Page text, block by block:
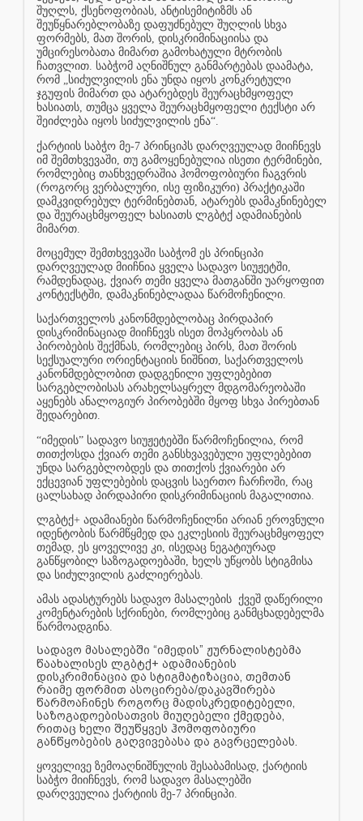
შუღლს, ქსენოფობიას, ანტისემიტიზმს ან
შეუწყნარებლობაზე დაფუძნებულ შუღლის სხვა
ფორმებს, მათ შორის, დისკრიმინაციისა და
უმცირესობათა მიმართ გამოხატული მტრობის
ჩათვლით. საბჭომ აღნიშნულ განმარტებას დაამატა,
რომ „სიძულვილის ენა უნდა იყოს კონკრეტული
ჯგუფის მიმართ და ატარებდეს შეურაცხმყოფელ
ხასიათს, თუმცა ყველა შეურაცხმყოფელი ტექსტი არ
შეიძლება იყოს სიძულვილის ენა“.
ქარტიის საბჭო მე-7 პრინციპს დარღვეულად მიიჩნევს
იმ შემთხვევაში, თუ გამოყენებულია ისეთი ტერმინები,
რომლებიც თანხვედრაშია ჰომოფობიური ჩაგვრის
(როგორც ვერბალური, ისე ფიზიკური) პრაქტიკაში
დამკვიდრებულ ტერმინებთან, ატარებს დამაკნინებელ
და შეურაცხმყოფელ ხასიათს ლგბტქ ადამიანების
მიმართ.
მოცემულ შემთხვევაში საბჭომ ეს პრინციპი
დარღვეულად მიიჩნია ყველა სადავო სიუჟეტში,
რამდენადაც, ქვიარ თემი ყველა მათგანში უარყოფით
კონტექსტში, დამაკნინებლადაა წარმოჩენილი.
საქართველოს კანონმდებლობაც პირდაპირ
დისკრიმინაციად მიიჩნევს ისეთ მოპყრობას ან
პირობების შექმნას, რომლებიც პირს, მათ შორის
სექსუალური ორიენტაციის ნიშნით, საქართველოს
კანონმდებლობით დადგენილი უფლებებით
სარგებლობისას არახელსაყრელ მდგომარეობაში
აყენებს ანალოგიურ პირობებში მყოფ სხვა პირებთან
შედარებით.
“იმედის” სადავო სიუჟეტებში წარმოჩენილია, რომ
თითქოსდა ქვიარ თემი განსხვავებული უფლებებით
უნდა სარგებლობდეს და თითქოს ქვიარები არ
ექცევიან უფლებების დაცვის საერთო ჩარჩოში, რაც
ცალსახად პირდაპირი დისკრიმინაციის მაგალითია.
ლგბტქ+ ადამიანები წარმოჩენილნი არიან ეროვნული
იდენტობის წარმწყმედ და ეკლესიის შეურაცხმყოფელ
თემად, ეს ყოველივე კი, ისედაც ნეგატიურად
განწყობილ საზოგადოებაში, ხელს უწყობს სტიგმისა
და სიძულვილის გაძლიერებას.
ამას ადასტურებს სადავო მასალების ქვეშ დაწერილი
კომენტარების სქრინები, რომლებიც განმცხადებელმა
წარმოადგინა.
Სადავო მასალებში “იმედის” ჟურნალისტებმა
წაახალისეს ლგბტქ+ ადამიანების
დისკრიმინაცია და სტიგმატიზაცია, თემთან
რაიმე ფორმით ასოცირება/დაკავშირება
წარმოაჩინეს როგორც მადისკრედიტებელი,
საზოგადოებისათვის მიუღებელი ქმედება,
რითაც ხელი შეუწყვეს ჰომოფობიური
განწყობების გაღვივებასა და გავრცელებას.
ყოველივე ზემოაღნიშნულის შესაბამისად, ქარტიის
საბჭო მიიჩნევს, რომ სადავო მასალებში
დარღვეულია ქარტიის მე-7 პრინციპი.